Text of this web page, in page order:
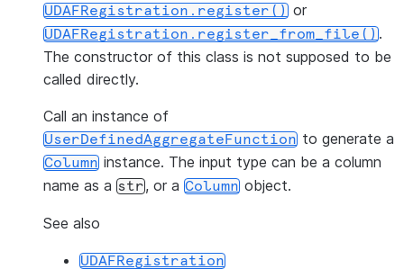
UDAFRegistration.register() or
UDAFRegistration.register_from_file().
The constructor of this class is not supposed to be
called directly.
Call an instance of
UserDefinedAggregateFunction to generate a
Column instance. The input type can be a column
name as a str, or a Column object.
See also
UDAFRegistration